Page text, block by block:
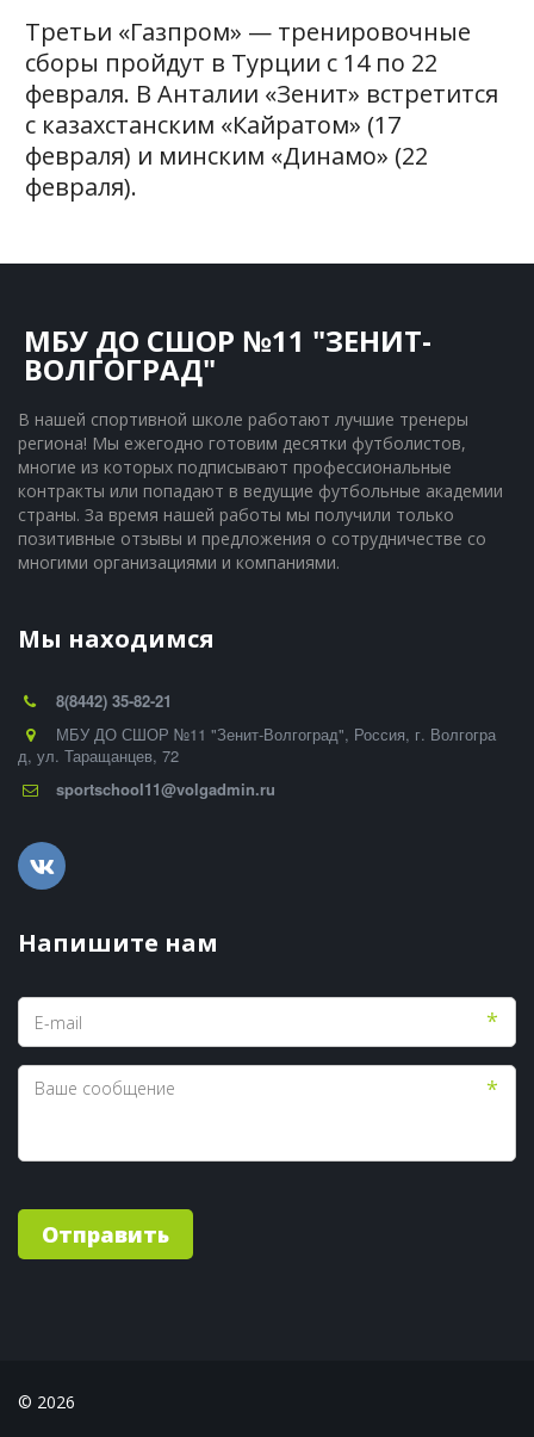
Третьи «Газпром» — тренировочные
сборы пройдут в Турции с 14 по 22
февраля. В Анталии «Зенит» встретится
с казахстанским «Кайратом» (17
февраля) и минским «Динамо» (22
февраля).
МБУ ДО СШОР №11 "ЗЕНИТ-
ВОЛГОГРАД"
В нашей спортивной школе работают лучшие тренеры
региона! Мы ежегодно готовим десятки футболистов,
многие из которых подписывают профессиональные
контракты или попадают в ведущие футбольные академии
страны. За время нашей работы мы получили только
позитивные отзывы и предложения о сотрудничестве со
многими организациями и компаниями.
Мы находимся
8(8442) 35-82-21
МБУ ДО СШОР №11 "Зенит-Волгоград", Россия, г. Волгогра
д, ул. Таращанцев, 72
sportschool11@volgadmin.ru
Напишите нам
*
*
Отправить
© 2026